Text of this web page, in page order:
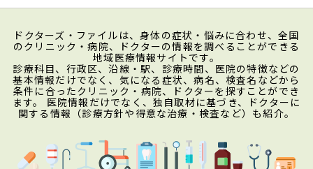
ドクターズ・ファイルは、身体の症状・悩みに合わせ、全国
のクリニック・病院、ドクターの情報を調べることができる
地域医療情報サイトです。
診療科目、行政区、沿線・駅、診療時間、医院の特徴などの
基本情報だけでなく、気になる症状、病名、検査名などから
条件に合ったクリニック・病院、ドクターを探すことができ
ます。 医院情報だけでなく、独自取材に基づき、ドクターに
関する情報（診療方針や得意な治療・検査など）も紹介。